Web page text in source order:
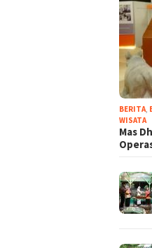
BERITA,
WISATA
Mas